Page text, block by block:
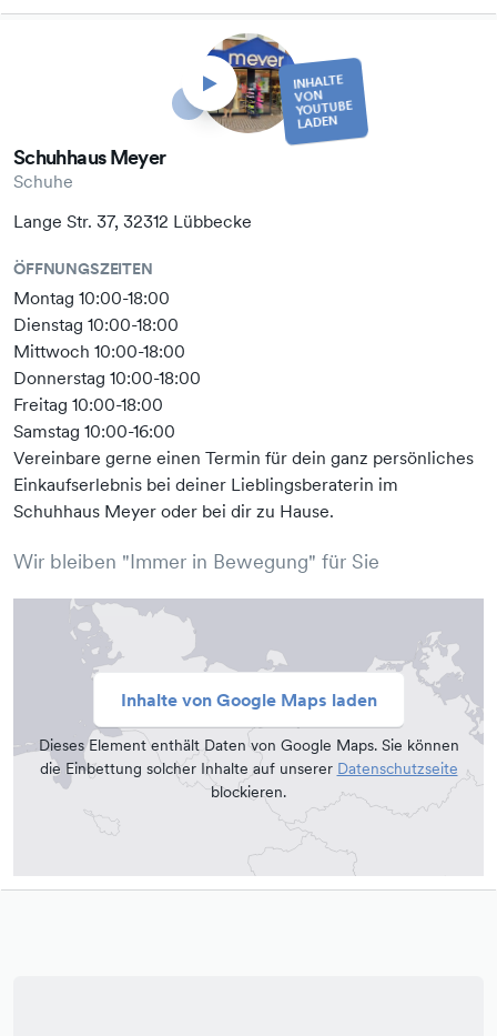
INHALTE
VON
YOUTUBE
LADEN
Schuhhaus Meyer
Schuhe
Lange Str. 37, 32312 Lübbecke
ÖFFNUNGSZEITEN
Montag 10:00-18:00
Dienstag 10:00-18:00
Mittwoch 10:00-18:00
Donnerstag 10:00-18:00
Freitag 10:00-18:00
Samstag 10:00-16:00
Vereinbare gerne einen Termin für dein ganz persönliches
Einkaufserlebnis bei deiner Lieblingsberaterin im
Schuhhaus Meyer oder bei dir zu Hause.
Wir bleiben "Immer in Bewegung" für Sie
Inhalte von Google Maps laden
Dieses Element enthält Daten von Google Maps. Sie können
die Einbettung solcher Inhalte auf unserer Datenschutzseite
blockieren.